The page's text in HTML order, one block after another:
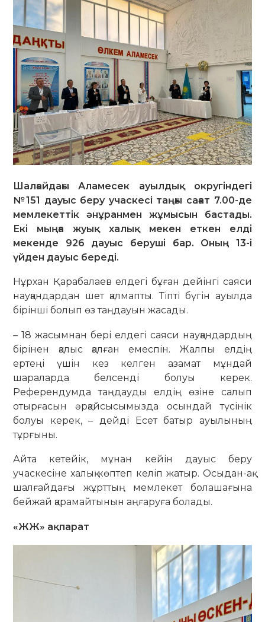
Шалғайдағы Аламесек ауылдық округіндегі
№151 дауыс беру учаскесі таңғы сағат 7.00-де
мемлекеттік әнұранмен жұмысын бастады.
Екі мыңға жуық халық мекен еткен елді
мекенде 926 дауыс беруші бар. Оның 13-і
үйден дауыс береді.
Нұрхан Қарабалаев елдегі бұған дейінгі саяси
науқандардан шет қалмапты. Тіпті бүгін ауылда
бірінші болып өз таңдауын жасады.
– 18 жасымнан бері елдегі саяси науқандардың
бірінен қалыс қалған емеспін. Жалпы елдің
ертеңі үшін кез келген азамат мұндай
шараларда белсенді болуы керек.
Референдумда таңдауды елдің өзіне салып
отырғасын әрқайсысымызда осындай түсінік
болуы керек, – дейді Есет батыр ауылының
тұрғыны.
Айта кетейік, мұнан кейін дауыс беру
учаскесіне халық көптеп келіп жатыр. Осыдан-ақ
шалғайдағы жұрттың мемлекет болашағына
бейжай қарамайтынын аңғаруға болады.
«ЖЖ» ақпарат